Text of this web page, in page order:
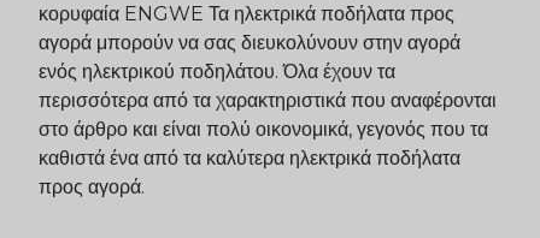
κορυφαία ENGWE Τα ηλεκτρικά ποδήλατα προς
αγορά μπορούν να σας διευκολύνουν στην αγορά
ενός ηλεκτρικού ποδηλάτου. Όλα έχουν τα
περισσότερα από τα χαρακτηριστικά που αναφέρονται
στο άρθρο και είναι πολύ οικονομικά, γεγονός που τα
καθιστά ένα από τα καλύτερα ηλεκτρικά ποδήλατα
προς αγορά.